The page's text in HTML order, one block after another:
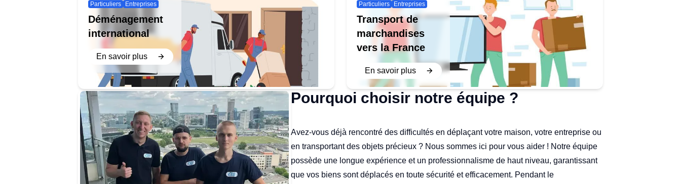
Particuliers Entreprises
Déménagement
international
En savoir plus
Particuliers Entreprises
Transport de
marchandises
vers la France
En savoir plus
Pourquoi choisir notre équipe ?
Avez-vous déjà rencontré des difficultés en déplaçant votre maison, votre entreprise ou
en transportant des objets précieux ? Nous sommes ici pour vous aider ! Notre équipe
possède une longue expérience et un professionnalisme de haut niveau, garantissant
que vos biens sont déplacés en toute sécurité et efficacement. Pendant le